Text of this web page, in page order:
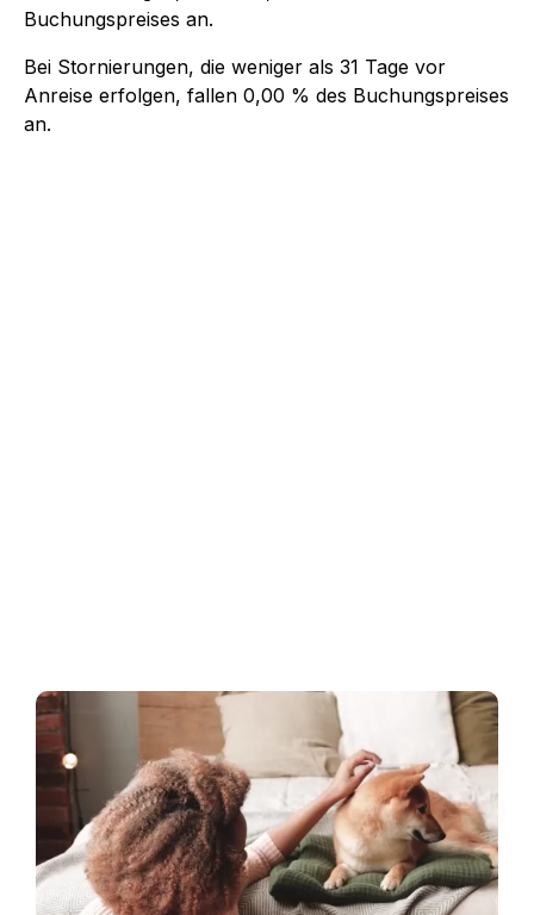
Buchungspreises an.
Bei Stornierungen, die weniger als 31 Tage vor
Anreise erfolgen, fallen 0,00 % des Buchungspreises
an.